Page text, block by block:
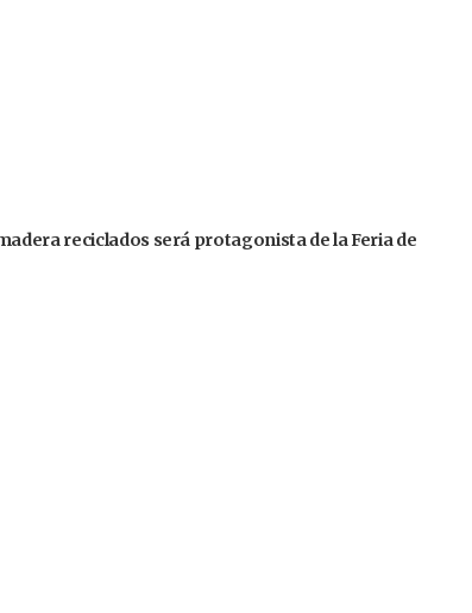
reciclados será protagonista de la Feria de